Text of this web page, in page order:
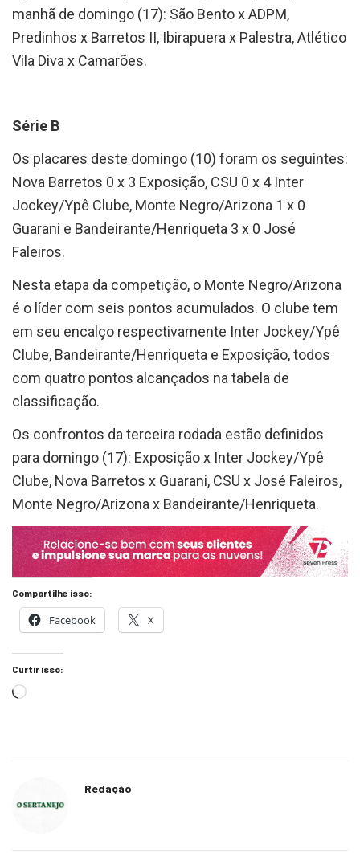
manhã de domingo (17): São Bento x ADPM,
Predinhos x Barretos II, Ibirapuera x Palestra, Atlético
Vila Diva x Camarões.
Série B
Os placares deste domingo (10) foram os seguintes:
Nova Barretos 0 x 3 Exposição, CSU 0 x 4 Inter
Jockey/Ypê Clube, Monte Negro/Arizona 1 x 0
Guarani e Bandeirante/Henriqueta 3 x 0 José
Faleiros.
Nesta etapa da competição, o Monte Negro/Arizona
é o líder com seis pontos acumulados. O clube tem
em seu encalço respectivamente Inter Jockey/Ypê
Clube, Bandeirante/Henriqueta e Exposição, todos
com quatro pontos alcançados na tabela de
classificação.
Os confrontos da terceira rodada estão definidos
para domingo (17): Exposição x Inter Jockey/Ypê
Clube, Nova Barretos x Guarani, CSU x José Faleiros,
Monte Negro/Arizona x Bandeirante/Henriqueta.
Compartilhe isso:
Facebook X
Curtir isso:
Redação